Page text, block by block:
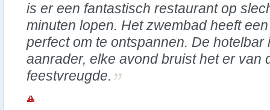
is er een fantastisch restaurant op
minuten lopen. Het zwembad heeft
perfect om te ontspannen. De hotelbar
aanrader, elke avond bruist het er van
feestvreugde.